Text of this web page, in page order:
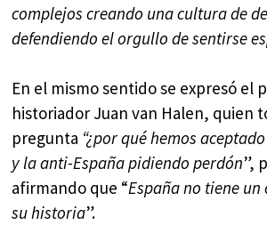
complejos creando una cultura de
defendiendo el orgullo de sentirse
En el mismo sentido se expresó el
historiador Juan van Halen, quien
pregunta “¿por qué hemos
y la anti-España pidiendo perdón”,
afirmando que “España no tiene
su historia”.